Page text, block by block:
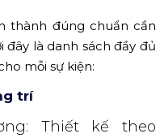
thành đúng chuẩn cần
là danh sách đầy đủ
mỗi sự kiện:
trí
Thiết kế theo